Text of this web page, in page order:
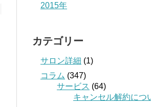
2015年
カテゴリー
サロン詳細 (1)
コラム (347)
サービス (64)
キャンセル解約につ